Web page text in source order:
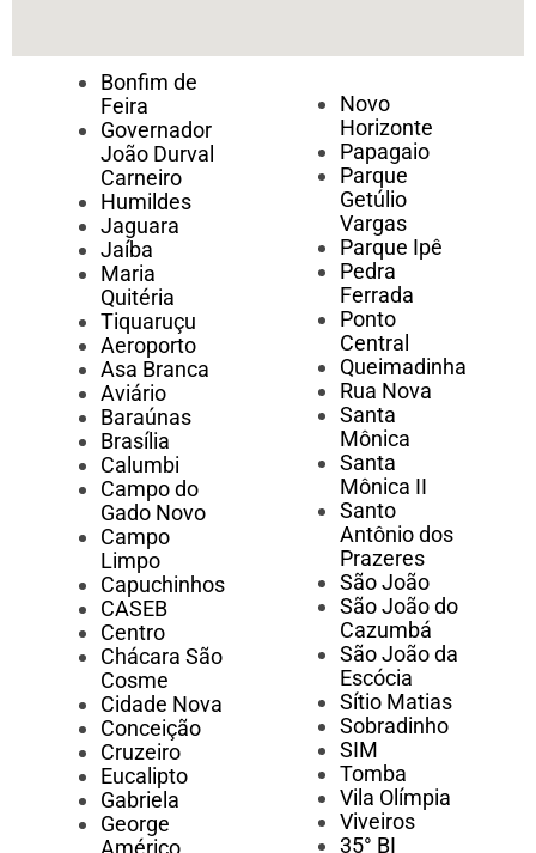
Bonfim de
Feira
Governador
João Durval
Carneiro
Humildes
Jaguara
Jaíba
Maria
Quitéria
Tiquaruçu
Aeroporto
Asa Branca
Aviário
Baraúnas
Brasília
Calumbi
Campo do
Gado Novo
Campo
Limpo
Capuchinhos
CASEB
Centro
Chácara São
Cosme
Cidade Nova
Conceição
Cruzeiro
Eucalipto
Gabriela
George
Novo
Horizonte
Papagaio
Parque
Getúlio
Vargas
Parque Ipê
Pedra
Ferrada
Ponto
Central
Queimadinha
Rua Nova
Santa
Mônica
Santa
Mônica II
Santo
Antônio dos
Prazeres
São João
São João do
Cazumbá
São João da
Escócia
Sítio Matias
Sobradinho
SIM
Tomba
Vila Olímpia
Viveiros
35° BI